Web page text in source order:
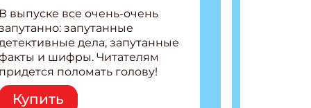
выпуске все очень-очень
запутанные
дела, запутанные
и шифры. Читателям
поломать голову!
Шифры и
Плетем
Купить